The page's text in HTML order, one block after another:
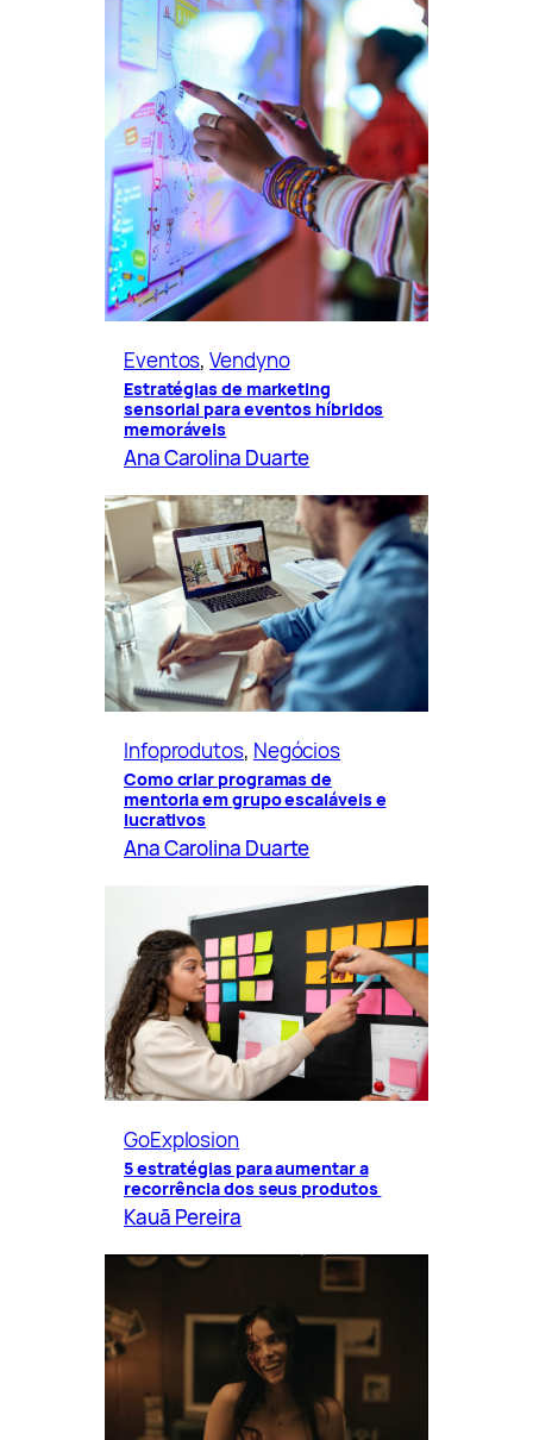
Eventos, Vendyno
Estratégias de marketing
sensorial para eventos híbridos
memoráveis
Ana Carolina Duarte
Infoprodutos, Negócios
Como criar programas de
mentoria em grupo escaláveis e
lucrativos
Ana Carolina Duarte
GoExplosion
5 estratégias para aumentar a
recorrência dos seus produtos
Kauã Pereira